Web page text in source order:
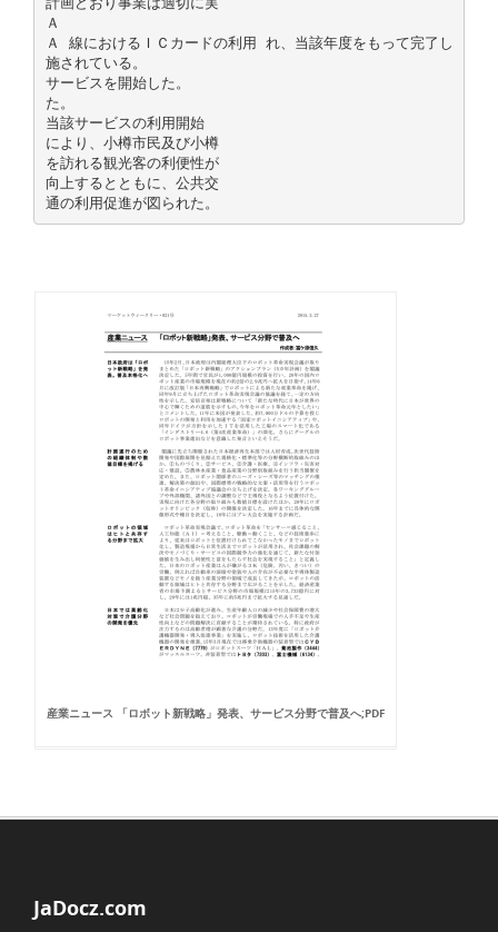
Ａ
Ａ 線におけるＩＣカードの利用 れ、当該年度をもって完了し
施されている。
サービスを開始した。
た。
当該サービスの利用開始
により、小樽市民及び小樽
を訪れる観光客の利便性が
向上するとともに、公共交
産業ニュース 「ロボット新戦略」発表、サービス分野で普及へ;PDF
JaDocz.com